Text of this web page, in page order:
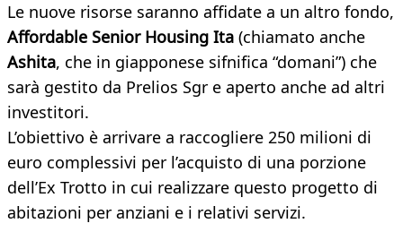
Le nuove risorse saranno affidate a un altro fondo,
Affordable Senior Housing Ita (chiamato anche
Ashita, che in giapponese sifnifica “domani”) che
sarà gestito da Prelios Sgr e aperto anche ad altri
investitori.
L’obiettivo è arrivare a raccogliere 250 milioni di
euro complessivi per l’acquisto di una porzione
dell’Ex Trotto in cui realizzare questo progetto di
abitazioni per anziani e i relativi servizi.